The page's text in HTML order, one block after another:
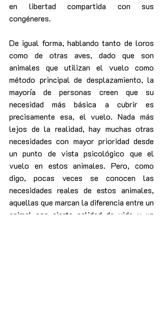
en libertad compartida con sus
congéneres.
De igual forma, hablando tanto de loros
como de otras aves, dado que son
animales que utilizan el vuelo como
método principal de desplazamiento, la
mayoría de personas creen que su
necesidad más básica a cubrir es
precisamente esa, el vuelo. Nada más
lejos de la realidad, hay muchas otras
necesidades con mayor prioridad desde
un punto de vista psicológico que el
vuelo en estos animales. Pero, como
digo, pocas veces se conocen las
necesidades reales de estos animales,
aquellas que marcan la diferencia entre un
animal con cierta calidad de vida y un